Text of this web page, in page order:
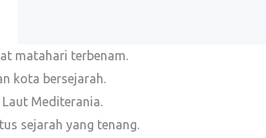
matahari terbenam.
kota bersejarah.
Mediterania.
sejarah yang tenang.